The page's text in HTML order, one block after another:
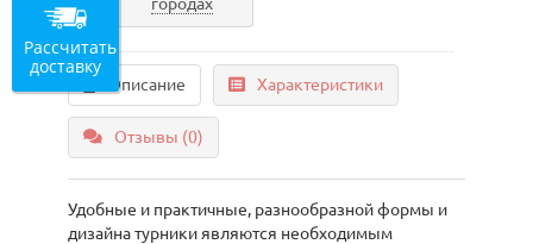
Описание Характеристики
Отзывы (0)
Удобные и практичные, разнообразной формы и
дизайна турники являются необходимым
Рассчитать
доставку